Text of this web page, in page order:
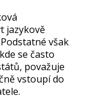
jazykově
však
se často
považuje
vstoupí do